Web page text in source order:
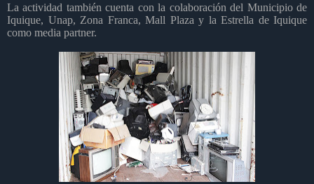
La actividad también cuenta con la colaboración del Municipio de
Iquique, Unap, Zona Franca, Mall Plaza y la Estrella de Iquique
como media partner.